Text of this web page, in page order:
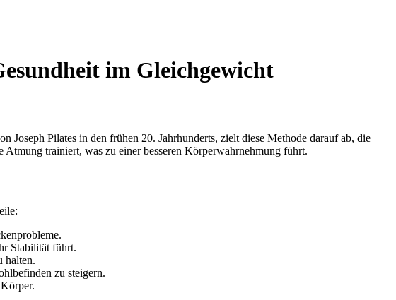
im Gleichgewicht
Pilates in den frühen 20. Jahrhunderts, zielt diese Methode darauf ab, die
trainiert, was zu einer besseren Körperwahrnehmung führt.
Stabilität führt.
halten.
zu steigern.